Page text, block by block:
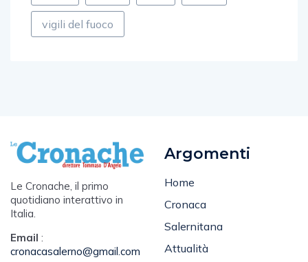
vigili del fuoco
Le Cronache, il primo
quotidiano interattivo in
Italia.
Email :
cronacasalerno@gmail.com
Argomenti
Home
Cronaca
Salernitana
Attualità